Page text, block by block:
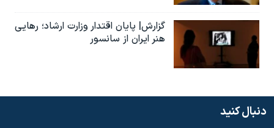
گزارش| پایان اقتدار وزارت ارشاد؛ رهایی
هنر ایران از سانسور
دنبال کنید